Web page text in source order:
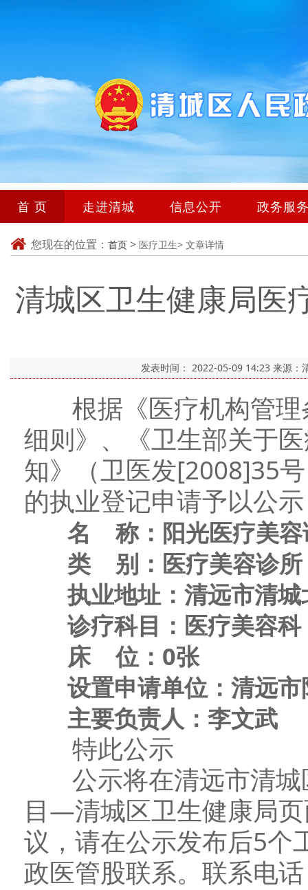
首 页 走进清城 信息公开 政务服
您现在的位置： 首页 > 医疗卫生> 文章详情
清城区卫生健康局医
发表时间： 2022-05-09 14:23 来源
根据《医疗机构管理
细则》、《卫生部关于
知》（卫医发[2008]35
的执业登记申请予以公
名 称：阳光医疗美容
类 别：医疗美容诊所
执业地址：清远市清城
诊疗科目：医疗美容科
床 位：0张
设置申请单位：清远市
主要负责人：李文武
特此公示
公示将在清远市清城
目—清城区卫生健康局
议，请在公示发布后5个
政医管股联系。联系电